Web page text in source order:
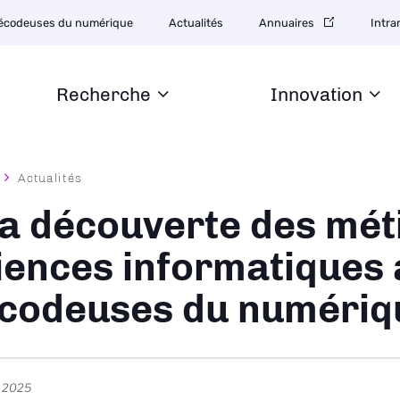
Recherche Innovation
du numérique Actualités Annuaires
Actualités
découverte des
informatiques
du
2025